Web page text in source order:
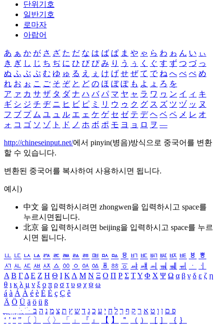
단위기호
일반기호
로마자
아랍어
あ ぁ か が さ ざ た だ な は ば ぱ ま や ゃ ら わ ゎ ん い ぃ
き ぎ し じ ち ぢ に ひ び ぴ み り う ぅ く ぐ す ず つ づ っ
ぬ ふ ぶ ぷ む ゆ ゅ る え ぇ け げ せ ぜ て で ね へ べ ぺ め
れ お ぉ こ ご そ ぞ と ど の ほ ぼ ぽ も よ ょ ろ を
ア ァ カ サ ザ タ ダ ナ ハ バ パ マ ヤ ャ ラ ワ ヮ ン イ ィ キ
ギ シ ジ チ ヂ ニ ヒ ビ ピ ミ リ ウ ゥ ク グ ス ズ ツ ヅ ッ ヌ
フ ブ プ ム ユ ュ ル エ ェ ケ ゲ セ ゼ テ デ ヘ ベ ペ メ レ オ
ォ コ ゴ ソ ゾ ト ド ノ ホ ボ ポ モ ヨ ョ ロ ヲ ―
http://chineseinput.net/에서 pinyin(병음)방식으로 중국어를 변환
할 수 있습니다.
변환된 중국어를 복사하여 사용하시면 됩니다.
예시)
中文 을 입력하시려면 zhongwen을 입력하시고 space를
누르시면됩니다.
北京 을 입력하시려면 beijing을 입력하시고 space를 누르
시면 됩니다.
ㅥ ㅦ ㅧ ㅨ ㅩ ㅪ ㅫ ㅬ ㅭ ㅮ ㅯ ㅰ ㅱ ㅲ ㅳ ㅴ ㅵ ㅶ ㅷ ㅸ
ㅹ
ㅺ ㅻ ㅼ ㅽ ㅾ ㅿ ㆀ ㆁ ㆂ ㆃ ㆄ ㆅ ㆆ ㆇ ㆈ ㆉ ㆊ ㆋ ㆌ ㆍ
ㆎ
Α Β ΓΔ Ε Ζ Η Θ Ι ΚΛ Μ Ν Ξ Ο Π Ρ Σ ΤΥ Φ Χ Ψ Ω α β γ δ ε ζ η
θ ι κ λ μ ν ξ ο π ρ σ τ υ φ χ ψ ω
á à Á À é è É È ç Ç ê
Ä Ö Ü ä ö ü ß
ִֶֹ ֻּ ׁׂ פ ם ן ו ט א ר ק ף ך ל ח י ע כ ג ד ש ץ ת צ מ נ ה ב
‘ ’ “ ” 〔 〕 〈 〉 「 」 『 』 【 】 ＂ （ ） ［ ］ ｛ ｝